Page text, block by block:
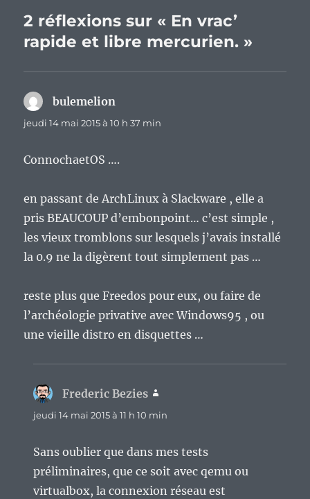
2 réflexions sur « En vrac’
rapide et libre mercurien. »
bulemelion
jeudi 14 mai 2015 à 10 h 37 min
ConnochaetOS ….
en passant de ArchLinux à Slackware , elle a
pris BEAUCOUP d’embonpoint… c’est simple ,
les vieux tromblons sur lesquels j’avais installé
la 0.9 ne la digèrent tout simplement pas …
reste plus que Freedos pour eux, ou faire de
l’archéologie privative avec Windows95 , ou
une vieille distro en disquettes …
Frederic Bezies
jeudi 14 mai 2015 à 11 h 10 min
Sans oublier que dans mes tests
préliminaires, que ce soit avec qemu ou
virtualbox, la connexion réseau est